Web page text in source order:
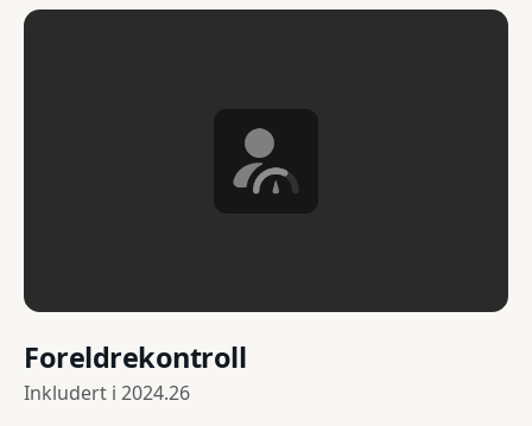
Foreldrekontroll
Inkludert i 2024.26